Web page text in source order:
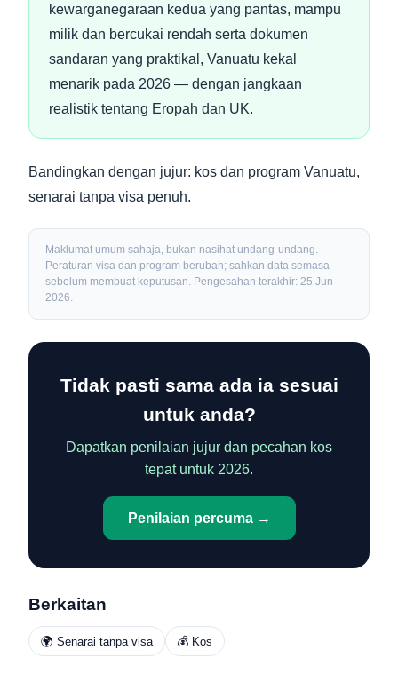
kewarganegaraan kedua yang pantas, mampu
milik dan bercukai rendah serta dokumen
sandaran yang praktikal, Vanuatu kekal
menarik pada 2026 — dengan jangkaan
realistik tentang Eropah dan UK.
Bandingkan dengan jujur: kos dan program Vanuatu,
senarai tanpa visa penuh.
Maklumat umum sahaja, bukan nasihat undang-undang.
Peraturan visa dan program berubah; sahkan data semasa
sebelum membuat keputusan. Pengesahan terakhir: 25 Jun
2026.
Tidak pasti sama ada ia sesuai
untuk anda?
Dapatkan penilaian jujur dan pecahan kos
tepat untuk 2026.
Penilaian percuma →
Berkaitan
🌍 Senarai tanpa visa 💰 Kos